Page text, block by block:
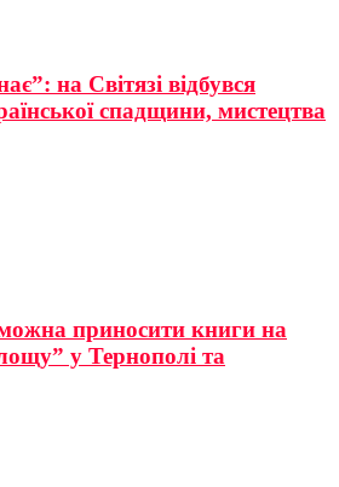
на Світязі відбувся
спадщини, мистецтва
приносити книги на
у Тернополі та